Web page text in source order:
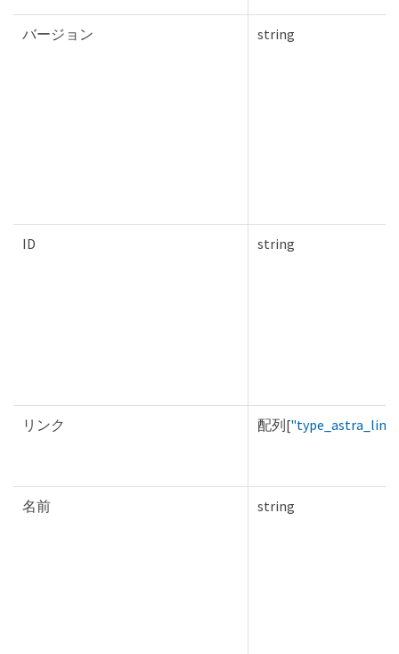
バージョン string
ID string
リンク 配列["type_astra_link"
名前 string